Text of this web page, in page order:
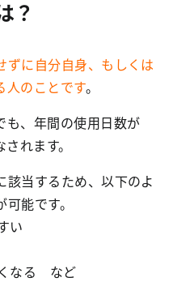
？
ずに自分自身、もしくは
人のことです。
も、年間の使用日数が
れます。
該当するため、以下のよ
能です。
い
なる など